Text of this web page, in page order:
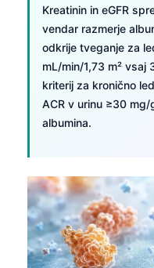
Kreatinin in eGFR
vendar razmerje
odkrije tveganje za
mL/min/1,73 m² vsaj
kriterij za kronično
ACR v urinu ≥30 mg/
albumina.
Čeština
ქართული
Русский
Lietuvių kalba
한국어
Magyar
Shqip
বাংলা
اردو